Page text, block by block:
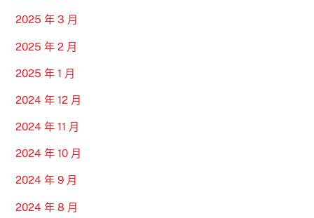
2025 年 3 月
2025 年 2 月
2025 年 1 月
2024 年 12 月
2024 年 11 月
2024 年 10 月
2024 年 9 月
2024 年 8 月